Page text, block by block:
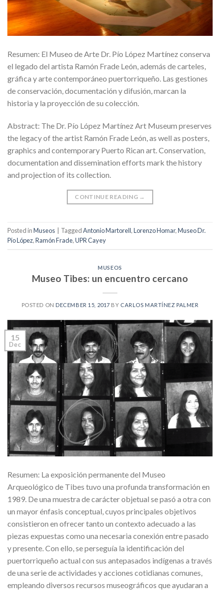
Resumen: El Museo de Arte Dr. Pío López Martínez conserva
el legado del artista Ramón Frade León, además de carteles,
gráfica y arte contemporáneo puertorriqueño. Las gestiones
de conservación, documentación y difusión, marcan la
historia y la proyección de su colección.
Abstract: The Dr. Pío López Martínez Art Museum preserves
the legacy of the artist Ramón Frade León, as well as posters,
graphics and contemporary Puerto Rican art. Conservation,
documentation and dissemination efforts mark the history
and projection of its collection.
CONTINUE READING →
Posted inMuseos TaggedAntonio Martorell,Lorenzo Homar,Museo Dr.
Pío López,Ramón Frade,UPR Cayey
MUSEOS
Museo Tibes: un encuentro cercano
POSTED ON DECEMBER 15, 2017 BY CARLOS MARTÍNEZ PALMER
15
Dec
Resumen: La exposición permanente del Museo
Arqueológico de Tibes tuvo una profunda transformación en
1989. De una muestra de carácter objetual se pasó a otra con
un mayor énfasis conceptual, cuyos principales objetivos
consistieron en ofrecer tanto un contexto adecuado a las
piezas expuestas como una necesaria conexión entre pasado
y presente. Con ello, se perseguía la identificación del
puertorriqueño actual con sus antepasados indígenas a través
de una serie de actividades y acciones cotidianas comunes,
empleando diversos recursos museográficos que ayudaran a